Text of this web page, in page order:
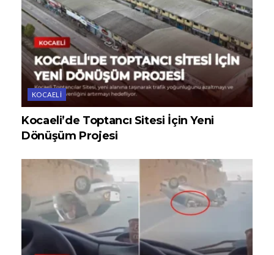
KOCAELI
Kocaeli’de Toptancı Sitesi İçin Yeni
Dönüşüm Projesi